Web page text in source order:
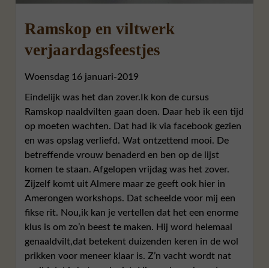
Ramskop en viltwerk
verjaardagsfeestjes
Woensdag 16 januari-2019
Eindelijk was het dan zover.Ik kon de cursus
Ramskop naaldvilten gaan doen. Daar heb ik een tijd
op moeten wachten. Dat had ik via facebook gezien
en was opslag verliefd. Wat ontzettend mooi. De
betreffende vrouw benaderd en ben op de lijst
komen te staan. Afgelopen vrijdag was het zover.
Zijzelf komt uit Almere maar ze geeft ook hier in
Amerongen workshops. Dat scheelde voor mij een
fikse rit. Nou,ik kan je vertellen dat het een enorme
klus is om zo’n beest te maken. Hij word helemaal
genaaldvilt,dat betekent duizenden keren in de wol
prikken voor meneer klaar is. Z’n vacht wordt nat